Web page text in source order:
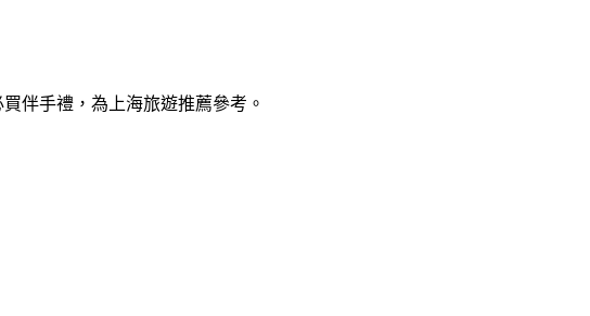
伴手禮，為上海旅遊推薦參考。